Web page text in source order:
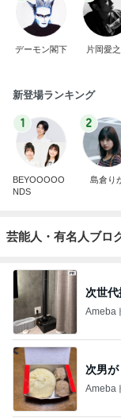
デーモン閣下 片岡愛
新登場ランキング
1
BEYOOOOO
NDS
2
島倉り
芸能人・有名人ブロ
次世代
Ameba
次男
Ameba